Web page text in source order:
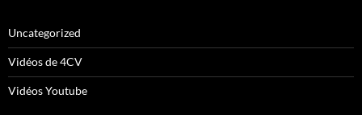
Uncategorized
Vidéos de 4CV
Vidéos Youtube